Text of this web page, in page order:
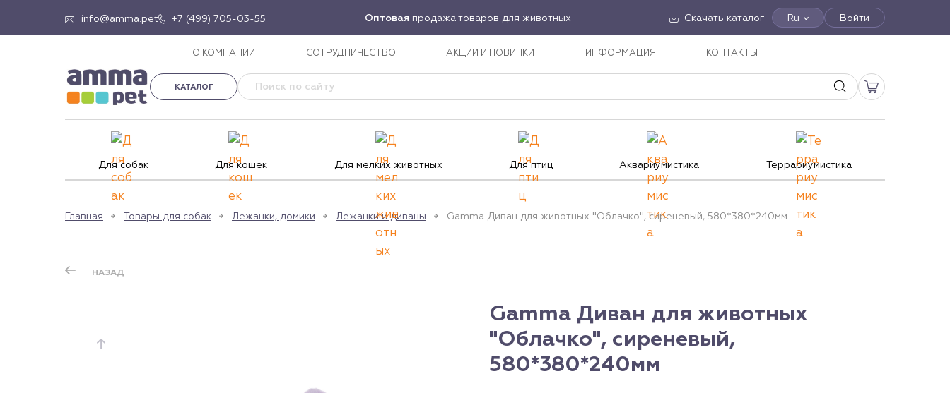
info@amma.pet +7 (499) 705-03-55 Оптовая продажа товаров для животных Скачать каталог Ru Войти
О КОМПАНИИ СОТРУДНИЧЕСТВО АКЦИИ И НОВИНКИ ИНФОРМАЦИЯ КОНТАКТЫ
КАТАЛОГ
Для собак Для кошек Для мелких животных Для птиц Аквариумистика Террариумистика
Главная Товары для собак Лежанки, домики Лежанки и диваны Gamma Диван для животных "Облачко", сиреневый, 580*380*240мм
НАЗАД
Gamma Диван для животных
"Облачко", сиреневый,
580*380*240мм